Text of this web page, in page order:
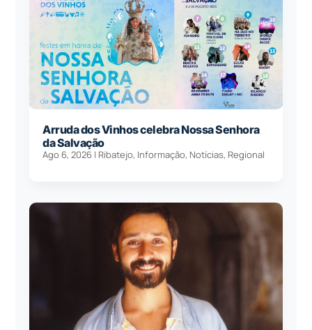
Arruda dos Vinhos celebra Nossa Senhora
da Salvação
Ago 6, 2026 | Ribatejo, Informação, Notícias, Regional